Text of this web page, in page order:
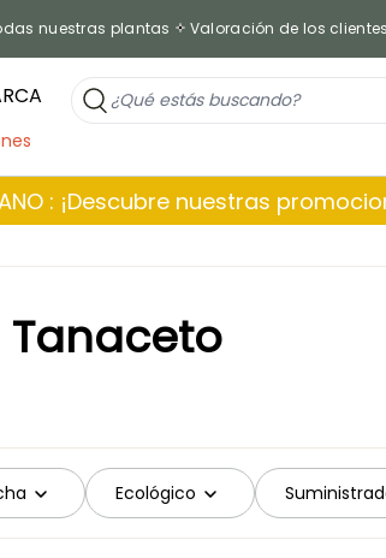
nuestras plantas Valoración de los
: ¡Descubre nuestras
Tanaceto
Ecológico